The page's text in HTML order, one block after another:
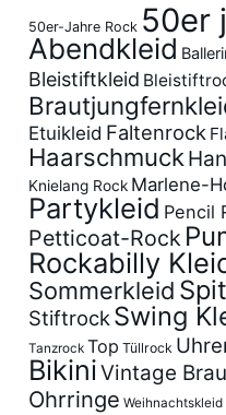
50er-Jahre Rock 50er
Abendkleid
Bleistiftkleid
Etuikleid Faltenrock
Haarschmuck
Knielang Rock Marlene-
Partykleid Pencil
Petticoat-Rock
Rockabilly
Sommerkleid
Stiftrock Swing
Tanzrock Top Tüllrock
BikiniVintage
Ohrringe Weihnachtskleid